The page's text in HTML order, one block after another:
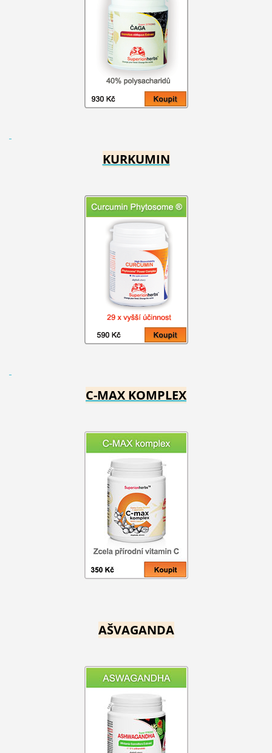
KURKUMIN
C-MAX KOMPLEX
AŠVAGANDA